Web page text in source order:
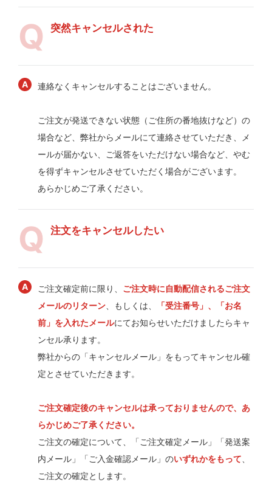
突然キャンセルされた
連絡なくキャンセルすることはございません。
ご注文が発送できない状態（ご住所の番地抜けなど）の
場合など、弊社からメールにて連絡させていただき、メ
ールが届かない、ご返答をいただけない場合など、やむ
を得ずキャンセルさせていただく場合がございます。
あらかじめご了承ください。
注文をキャンセルしたい
ご注文確定前に限り、 ご注文時に自動配信されるご注文
メールのリターン 、もしくは、
「受注番号」、「お名
前」を入れたメールにてお知らせいただけましたらキャ
ンセル承ります。
弊社からの「キャンセルメール」をもってキャンセル確
定とさせていただきます。
ご注文確定後のキャンセルは承っておりませんので、あ
らかじめご了承ください。
ご注文の確定について、「ご注文確定メール」「発送案
内メール」「ご入金確認メール」のいずれかをもって
ご注文の確定とします。